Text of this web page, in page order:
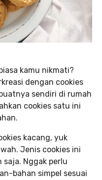
kamu nikmati?
dengan cookies
sendiri di rumah
cookies satu ini
kacang, yuk
Jenis cookies ini
Nggak perlu
bahan simpel sesuai